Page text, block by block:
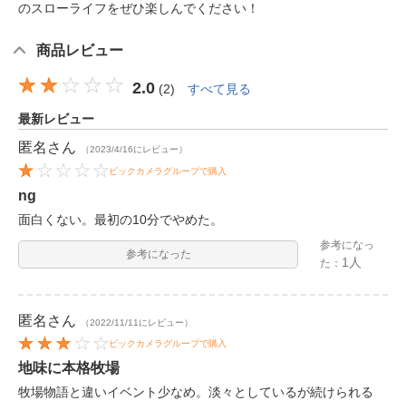
のスローライフをぜひ楽しんでください！
商品レビュー
2.0 (2) すべて見る
最新レビュー
匿名 さん （2023/4/16にレビュー）
ビックカメラグループで購入
ng
面白くない。最初の10分でやめた。
参考になった
参考になっ
た： 1人
匿名 さん （2022/11/11にレビュー）
ビックカメラグループで購入
地味に本格牧場
牧場物語と違いイベント少なめ。淡々としているが続けられる